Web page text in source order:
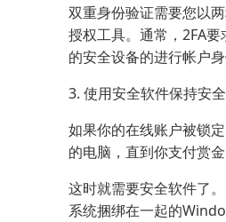
双重身份验证需要您以
授权工具。通常，2FA
的安全设备的进行帐户
3. 使用安全软件保持安全
如果你的在线账户被锁
的电脑，直到你支付赏金
这时就需要安全软件了
系统捆绑在一起的